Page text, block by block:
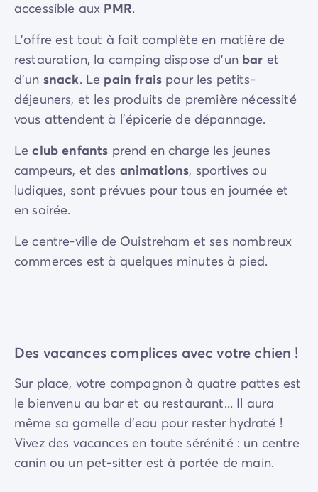
accessible aux PMR.
L'offre est tout à fait complète en matière de
restauration, la camping dispose d'un bar et
d'un snack. Le pain frais pour les petits-
déjeuners, et les produits de première nécessité
vous attendent à l'épicerie de dépannage.
Leclub enfants prend en charge les jeunes
campeurs, et des animations, sportives ou
ludiques, sont prévues pour tous en journée et
en soirée.
Le centre-ville de Ouistreham et ses nombreux
commerces est à quelques minutes à pied.
Des vacances complices avec votre chien !
Sur place, votre compagnon à quatre pattes est
le bienvenu au bar et au restaurant... Il aura
même sa gamelle d'eau pour rester hydraté !
Vivez des vacances en toute sérénité : un centre
canin ou un pet-sitter est à portée de main.